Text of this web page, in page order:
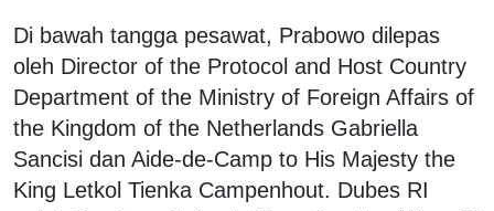
Di bawah tangga pesawat, Prabowo dilepas
oleh Director of the Protocol and Host Country
Department of the Ministry of Foreign Affairs of
the Kingdom of the Netherlands Gabriella
Sancisi dan Aide-de-Camp to His Majesty the
King Letkol Tienka Campenhout. Dubes RI